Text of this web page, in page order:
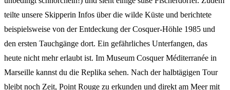
teilte unsere Skipperin Infos über die wilde Küste und berichtete
beispielsweise von der Entdeckung der Cosquer-Höhle 1985 und
den ersten Tauchgänge dort. Ein gefährliches Unterfangen, das
heute nicht mehr erlaubt ist. Im Museum Cosquer Méditerranée in
Marseille kannst du die Replika sehen. Nach der halbtägigen Tour
bleibt noch Zeit, Point Rouge zu erkunden und direkt am Meer mit